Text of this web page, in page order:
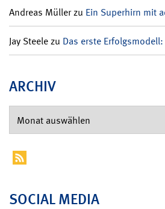
Andreas Müllerzu Ein Superhirn mit
Jay Steelezu Das erste
ARCHIV
SOCIAL MEDIA